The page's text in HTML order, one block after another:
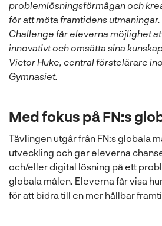
problemlösningsförmågan och
för att möta framtidens
Challenge får eleverna möjlighet
innovativt och omsätta sina
Victor Huke, central förstelärare
Gymnasiet.
Med fokus på FN:s
Tävlingen utgår från FN:s globala
utveckling och ger eleverna
och/eller digital lösning på ett
globala målen. Eleverna får visa
för att bidra till en mer hållbar